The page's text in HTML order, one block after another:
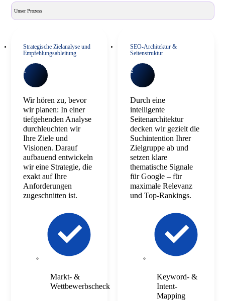
Unser Prozess
Strategische Zielanalyse und
Empfehlungsableitung
1
Wir hören zu, bevor
wir planen: In einer
tiefgehenden Analyse
durchleuchten wir
Ihre Ziele und
Visionen. Darauf
aufbauend entwickeln
wir eine Strategie, die
exakt auf Ihre
Anforderungen
zugeschnitten ist.
Markt- &
Wettbewerbscheck
SEO-Architektur &
Seitenstruktur
2
Durch eine
intelligente
Seitenarchitektur
decken wir gezielt die
Suchintention Ihrer
Zielgruppe ab und
setzen klare
thematische Signale
für Google – für
maximale Relevanz
und Top-Rankings.
Keyword- &
Intent-
Mapping